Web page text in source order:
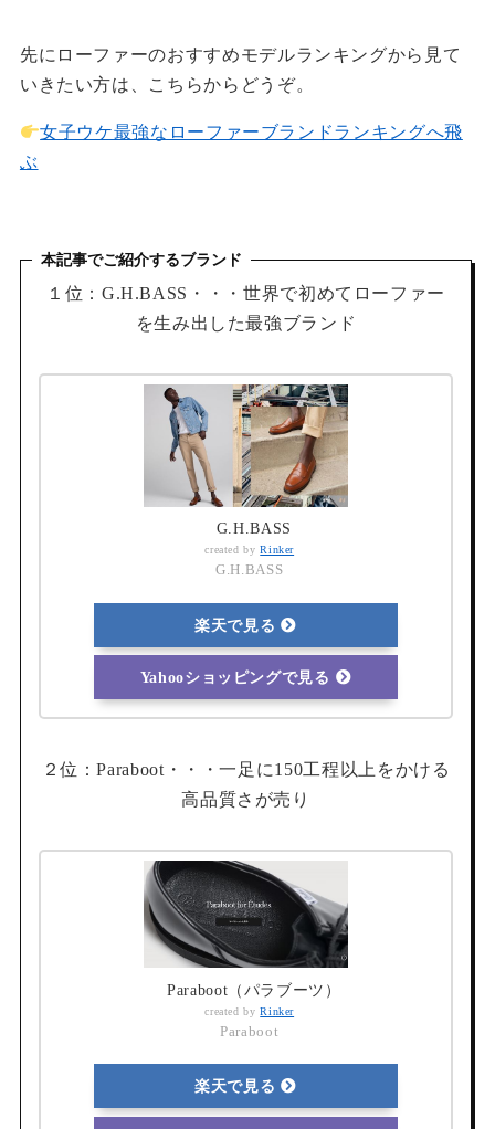
先にローファーのおすすめモデルランキングから見て
いきたい方は、こちらからどうぞ。
女子ウケ最強なローファーブランドランキングへ飛
ぶ
本記事でご紹介するブランド
１位：G.H.BASS・・・世界で初めてローファー
を生み出した最強ブランド
G.H.BASS
created byRinker
G.H.BASS
楽天で見る
Yahooショッピングで見る
２位：Paraboot・・・一足に150工程以上をかける
高品質さが売り
Paraboot（パラブーツ）
created byRinker
Paraboot
楽天で見る